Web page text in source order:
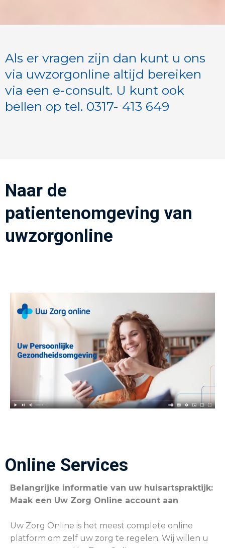
Als er vragen zijn dan kunt u ons
via uwzorgonline altijd bereiken
via een e-consult. U kunt ook
bellen op tel. 0317- 413 649
Naar de
patientenomgeving van
uwzorgonline
Online Services
Belangrijke informatie van uw huisartspraktijk:
Maak een Uw Zorg Online account aan
Uw Zorg Online is het meest complete online
platform om zelf uw zorg te regelen. Wij willen u